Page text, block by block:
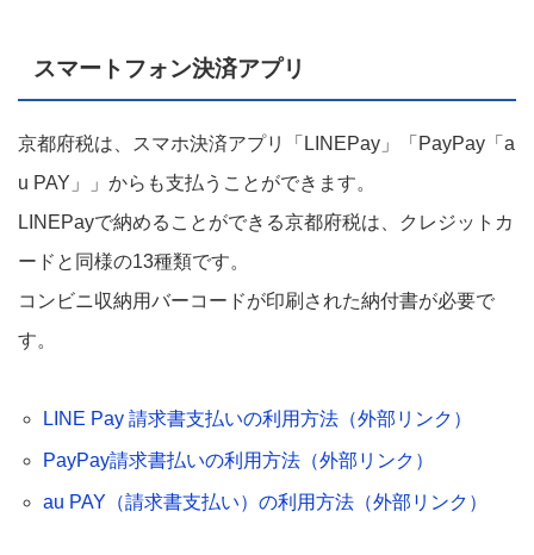
スマートフォン決済アプリ
京都府税は、スマホ決済アプリ「LINEPay」「PayPay「a
u PAY」」からも支払うことができます。
LINEPayで納めることができる京都府税は、クレジットカ
ードと同様の13種類です。
コンビニ収納用バーコードが印刷された納付書が必要で
す。
LINE Pay 請求書支払いの利用方法（外部リンク）
PayPay請求書払いの利用方法（外部リンク）
au PAY（請求書支払い）の利用方法（外部リンク）